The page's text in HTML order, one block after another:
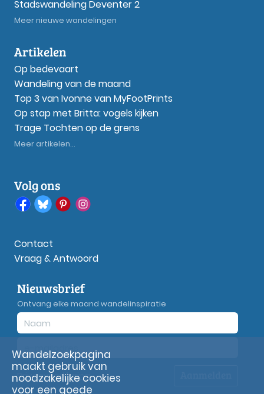
Stadswandeling Deventer 2
Meer nieuwe wandelingen
Artikelen
Op bedevaart
Wandeling van de maand
Top 3 van Ivonne van MyFootPrints
Op stap met Britta: vogels kijken
Trage Tochten op de grens
Meer artikelen...
Volg ons
Contact
Vraag & Antwoord
Nieuwsbrief
Ontvang elke maand wandelinspiratie
Privacyverklaring
Wandelzoekpagina
maakt gebruik van
noodzakelijke cookies
voor een goede